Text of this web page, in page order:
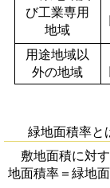
び工業専用
地域
用途地域以
外の地域
緑地面積率と
敷地面積に対
地面積率＝緑地